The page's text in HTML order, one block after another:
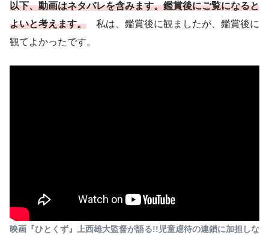
以下、動画はネタバレを含みます。鑑賞後にご覧になると
よいと考えます。 私は、鑑賞後に観ましたが、鑑賞後に
観てよかったです。
映画『ひとくず』上西雄大監督が語る!!児童虐待の連鎖に加担しな